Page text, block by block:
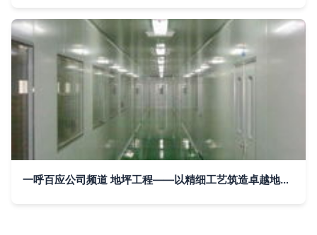
一呼百应公司频道 地坪工程——以精细工艺筑造卓越地面体验